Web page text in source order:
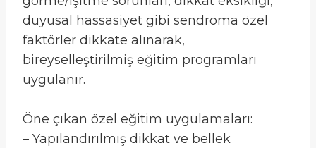
duyusal hassasiyet gibi sendroma özel
faktörler dikkate alınarak,
bireyselleştirilmiş eğitim programları
uygulanır.
Öne çıkan özel eğitim uygulamaları:
– Yapılandırılmış dikkat ve bellek